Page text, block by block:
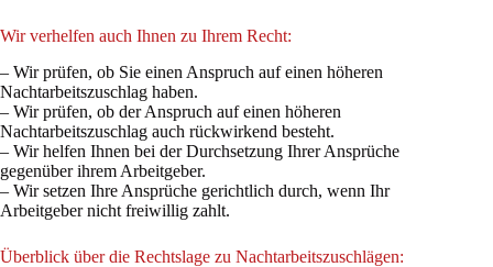
Wir verhelfen auch Ihnen zu Ihrem Recht:
– Wir prüfen, ob Sie einen Anspruch auf einen höheren
Nachtarbeitszuschlag haben.
– Wir prüfen, ob der Anspruch auf einen höheren
Nachtarbeitszuschlag auch rückwirkend besteht.
– Wir helfen Ihnen bei der Durchsetzung Ihrer Ansprüche
gegenüber ihrem Arbeitgeber.
– Wir setzen Ihre Ansprüche gerichtlich durch, wenn Ihr
Arbeitgeber nicht freiwillig zahlt.
Überblick über die Rechtslage zu Nachtarbeitszuschlägen: